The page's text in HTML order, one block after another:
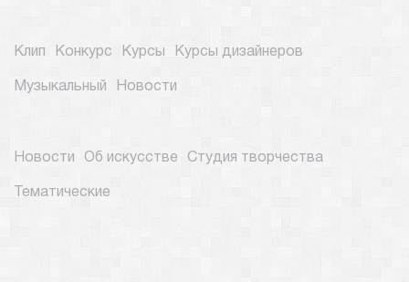
Клип Конкурс Курсы Курсы дизайнеров
Музыкальный Новости
Новости Об искусстве Студия творчества
Тематические